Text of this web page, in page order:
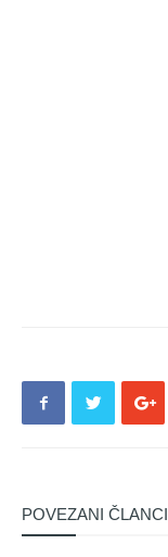
POVEZANI ČLANCI